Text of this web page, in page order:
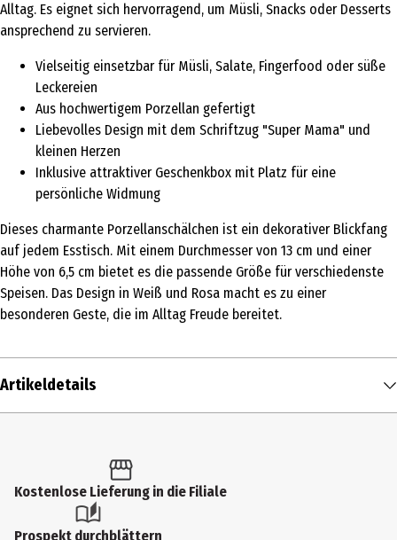
Alltag. Es eignet sich hervorragend, um Müsli, Snacks oder Desserts
ansprechend zu servieren.
Vielseitig einsetzbar für Müsli, Salate, Fingerfood oder süße
Leckereien
Aus hochwertigem Porzellan gefertigt
Liebevolles Design mit dem Schriftzug "Super Mama" und
kleinen Herzen
Inklusive attraktiver Geschenkbox mit Platz für eine
persönliche Widmung
Dieses charmante Porzellanschälchen ist ein dekorativer Blickfang
auf jedem Esstisch. Mit einem Durchmesser von 13 cm und einer
Höhe von 6,5 cm bietet es die passende Größe für verschiedenste
Speisen. Das Design in Weiß und Rosa macht es zu einer
besonderen Geste, die im Alltag Freude bereitet.
Artikeldetails
Produkttyp
Kostenlose Lieferung in die Filiale
Prospekt durchblättern